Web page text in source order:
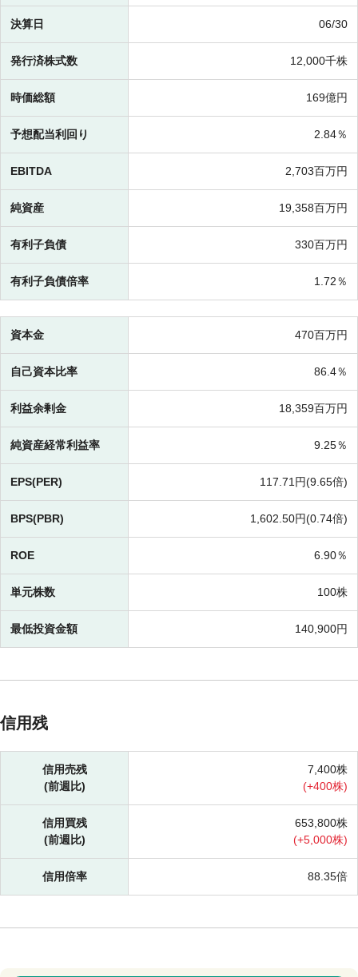
決算日 06/30
発行済株式数 12,000千株
時価総額 169億円
予想配当利回り 2.84％
EBITDA 2,703百万円
純資産 19,358百万円
有利子負債 330百万円
有利子負債倍率 1.72％
資本金 470百万円
自己資本比率 86.4％
利益余剰金 18,359百万円
純資産経常利益率 9.25％
EPS(PER) 117.71円(9.65倍)
BPS(PBR) 1,602.50円(0.74倍)
ROE 6.90％
単元株数 100株
最低投資金額 140,900円
信用残
信用売残
(前週比)
7,400株
(+400株)
信用買残
(前週比)
653,800株
(+5,000株)
信用倍率 88.35倍